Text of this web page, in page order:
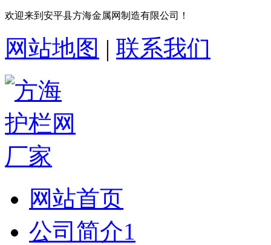
欢迎来到安平县方海金属网制造有限公司！
网站地图 | 联系我们
网站首页
公司简介1